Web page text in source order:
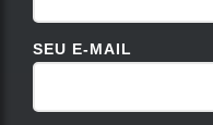
SEU E-MAIL